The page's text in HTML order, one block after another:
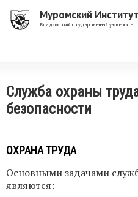
Перейти
Муромский Институт
Владимирский государственный университет
Служба охраны
безопасности
ОХРАНА ТРУДА
Основными задачами
являются: